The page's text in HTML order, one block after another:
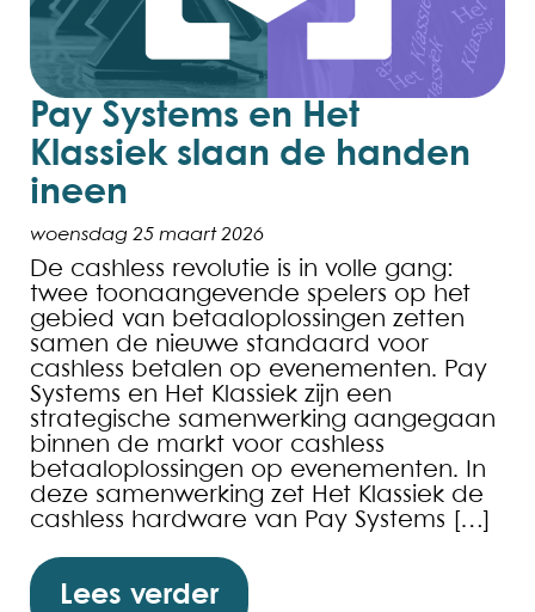
Pay Systems en Het
Klassiek slaan de handen
ineen
woensdag 25 maart 2026
De cashless revolutie is in volle gang:
twee toonaangevende spelers op het
gebied van betaaloplossingen zetten
samen de nieuwe standaard voor
cashless betalen op evenementen. Pay
Systems en Het Klassiek zijn een
strategische samenwerking aangegaan
binnen de markt voor cashless
betaaloplossingen op evenementen. In
deze samenwerking zet Het Klassiek de
cashless hardware van Pay Systems […]
Lees verder